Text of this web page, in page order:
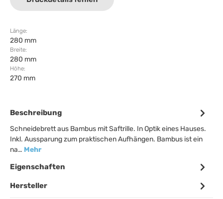
Länge:
280 mm
Breite:
280 mm
Höhe:
270 mm
Beschreibung
Schneidebrett aus Bambus mit Saftrille. In Optik eines Hauses.
Inkl. Aussparung zum praktischen Aufhängen. Bambus ist ein
na… Mehr
Eigenschaften
Hersteller